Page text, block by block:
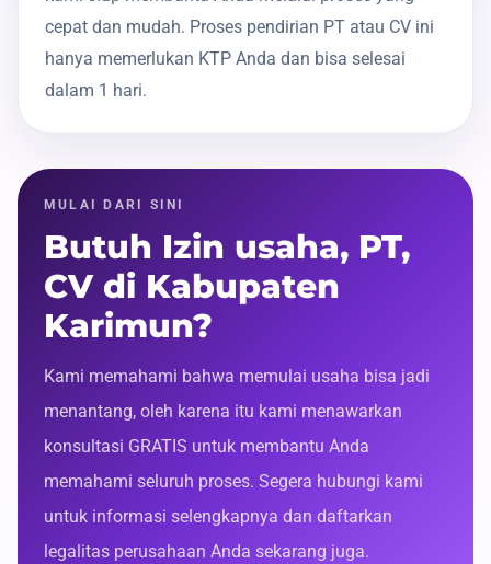
cepat dan mudah. Proses pendirian PT atau CV ini
hanya memerlukan KTP Anda dan bisa selesai
dalam 1 hari.
MULAI DARI SINI
Butuh Izin usaha, PT,
CV di Kabupaten
Karimun?
Kami memahami bahwa memulai usaha bisa jadi
menantang, oleh karena itu kami menawarkan
konsultasi GRATIS untuk membantu Anda
memahami seluruh proses. Segera hubungi kami
untuk informasi selengkapnya dan daftarkan
legalitas perusahaan Anda sekarang juga.